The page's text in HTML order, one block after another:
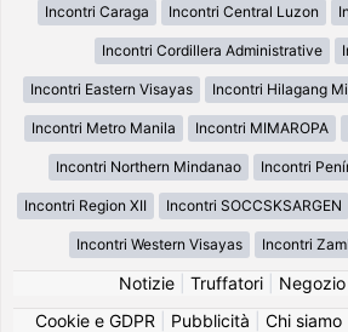
Incontri Caraga Incontri Central Luzon
Incontri Cordillera Administrative
Incontri Eastern Visayas Incontri Hilagang
Incontri Metro Manila Incontri MIMAROPA
Incontri Northern Mindanao Incontri
Incontri Region XII Incontri SOCCSKSARGEN
Incontri Western Visayas Incontri
Notizie| Truffatori| Negozio
Cookie e GDPR
Pubblicità Chi siamo|